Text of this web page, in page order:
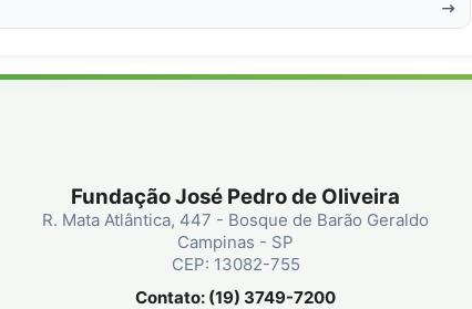
Fundação José Pedro de Oliveira
R. Mata Atlântica, 447 - Bosque de Barão Geraldo
Campinas - SP
CEP: 13082-755
Contato: (19) 3749-7200